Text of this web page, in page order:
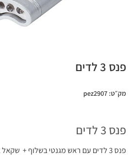
פנס 3 לדים
מק״ט: pez2907
פנס 3 לדים
פנס 3 לדים עם ראש מגנטי בשלוף + שקאל איכותי ביותר.